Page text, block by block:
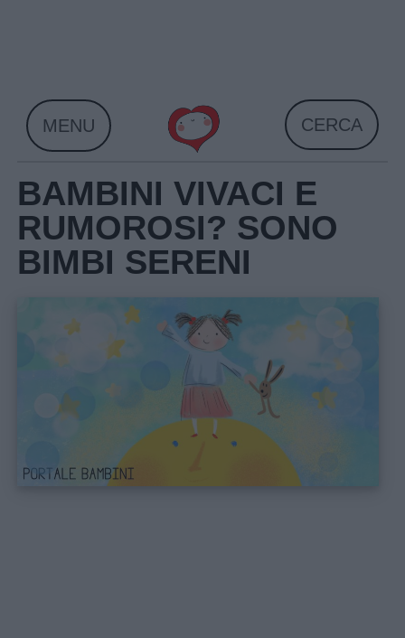
MENU CERCA
BAMBINI VIVACI E
RUMOROSI? SONO
BIMBI SERENI